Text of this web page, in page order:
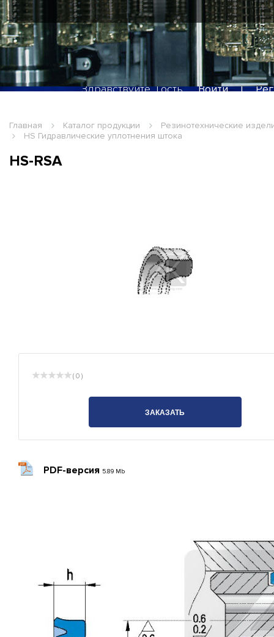
Здравствуйте, Гость Войти|
Главная Каталог продукции
Резинотехнические
HS Гидравлические уплотнения штока
HS-RSA
( 0 )
ЗАКАЗАТЬ
PDF-версия 5.89 Mb